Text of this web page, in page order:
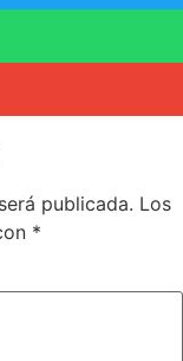
publicada. Los
*